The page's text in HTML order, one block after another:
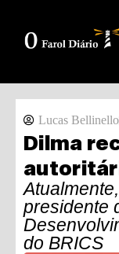
Lucas Bellinello
Dilma
presidente
do BRICS